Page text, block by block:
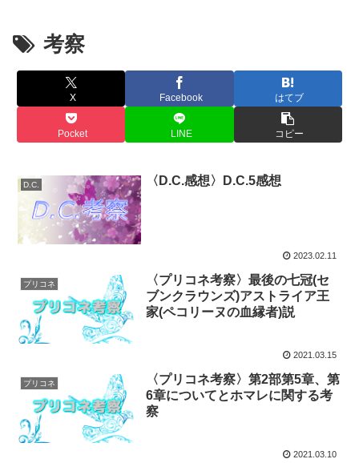
考察
X Facebook はてブ
Pocket LINE コピー
D.C. 〈D.C.感想〉D.C.5感想
2023.02.11
プリコネ
〈プリコネ考察〉最後の七冠(セ
ブンクラウンズ)アストライア王
家(ペコリーヌの血縁者)説
2021.03.15
プリコネ
〈プリコネ考察〉第2部第5章、第
6章についてとホマレに関する考
察
2021.03.10